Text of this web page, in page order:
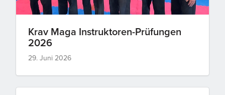
Krav Maga Instruktoren-Prüfungen
2026
29. Juni 2026